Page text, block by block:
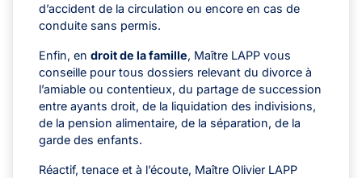
d’accident de la circulation ou encore en cas de
conduite sans permis.
Enfin, en droit de la famille, Maître LAPP vous
conseille pour tous dossiers relevant du divorce à
l’amiable ou contentieux, du partage de succession
entre ayants droit, de la liquidation des indivisions,
de la pension alimentaire, de la séparation, de la
garde des enfants.
Réactif, tenace et à l’écoute, Maître Olivier LAPP